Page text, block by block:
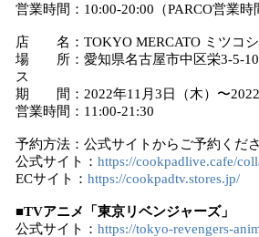
営業時間：10:00-20:00（PARCO営業時
店 名：TOKYO MERCATO ミツコシ
場 所：愛知県名古屋市中区栄3-5-10
ス
期 間：2022年11月3日（木）〜2022
営業時間：11:00-21:30
予約方法：公式サイトからご予約くだ
公式サイト： https://cookpadlive.cafe/
ECサイト： https://cookpadtv.stores.jp/
■TVアニメ「東京リベンジャーズ」
公式サイト： https://tokyo-revengers-